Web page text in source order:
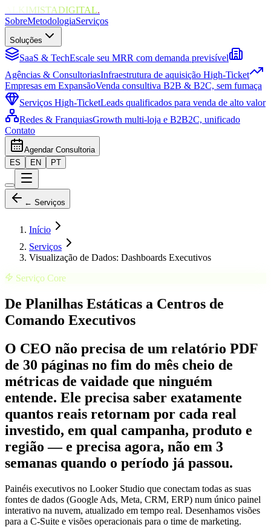
ALKIMISTADIGITAL.
SobreMetodologiaServiços
Soluções
SaaS & TechEscale seu MRR com demanda previsível
Agências & ConsultoriasInfraestrutura de aquisição High-Ticket
Empresas em ExpansãoVenda consultiva B2B & B2C, sem fumaça
Serviços High-TicketLeads qualificados para venda de alto valor
Redes & FranquiasGrowth multi-loja e B2B2C, unificado
Contato
Agendar Consultoria
ES
EN PT
← Serviços
Início
Serviços
Visualização de Dados: Dashboards Executivos
Serviço Core
De Planilhas Estáticas a Centros de
Comando Executivos
O CEO não precisa de um relatório PDF
de 30 páginas no fim do mês cheio de
métricas de vaidade que ninguém
entende. Ele precisa saber exatamente
quantos reais retornam por cada real
investido, em qual campanha, produto e
região — e precisa agora, não em 3
semanas quando o período já passou.
Painéis executivos no Looker Studio que conectam todas as suas
fontes de dados (Google Ads, Meta, CRM, ERP) num único painel
interativo na nuvem, atualizado em tempo real. Desenhamos visões
para a C-Suite e visões operacionais para o time de marketing.